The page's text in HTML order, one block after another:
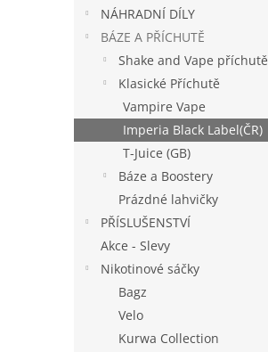
e
l
NÁHRADNÍ DÍLY
BÁZE A PŘÍCHUTĚ
Shake and Vape příchutě
Klasické Příchutě
Vampire Vape
Imperia Black Label(ČR)
T-Juice (GB)
Báze a Boostery
Prázdné lahvičky
PŘÍSLUŠENSTVÍ
Akce - Slevy
Nikotinové sáčky
Bagz
Velo
Kurwa Collection